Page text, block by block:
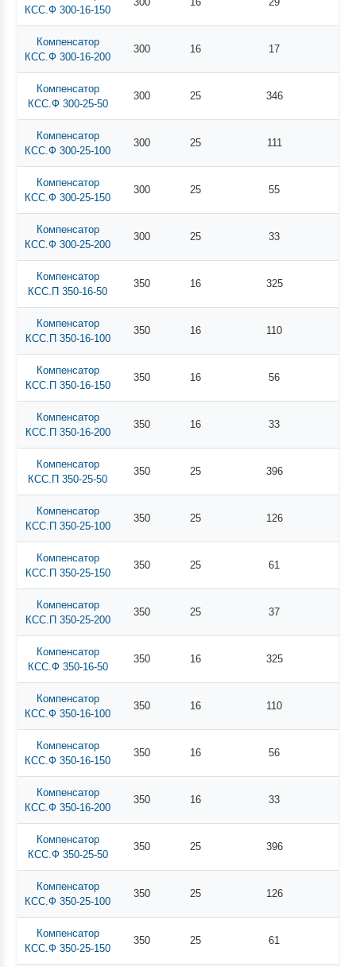
КСС.Ф 300-16-150
Компенсатор
КСС.Ф 300-16-200
300 16 17
Компенсатор
КСС.Ф 300-25-50
300 25 346
Компенсатор
КСС.Ф 300-25-100
300 25 111
Компенсатор
КСС.Ф 300-25-150
300 25 55
Компенсатор
КСС.Ф 300-25-200
300 25 33
Компенсатор
КСС.П 350-16-50
350 16 325
Компенсатор
КСС.П 350-16-100
350 16 110
Компенсатор
КСС.П 350-16-150
350 16 56
Компенсатор
КСС.П 350-16-200
350 16 33
Компенсатор
КСС.П 350-25-50
350 25 396
Компенсатор
КСС.П 350-25-100
350 25 126
Компенсатор
КСС.П 350-25-150
350 25 61
Компенсатор
КСС.П 350-25-200
350 25 37
Компенсатор
КСС.Ф 350-16-50
350 16 325
Компенсатор
КСС.Ф 350-16-100
350 16 110
Компенсатор
КСС.Ф 350-16-150
350 16 56
Компенсатор
КСС.Ф 350-16-200
350 16 33
Компенсатор
КСС.Ф 350-25-50
350 25 396
Компенсатор
КСС.Ф 350-25-100
350 25 126
Компенсатор
КСС.Ф 350-25-150
350 25 61